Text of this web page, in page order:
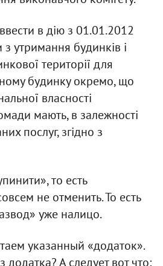
в дію з 01.01.2012
утримання будинків і
території для
будинку окремо, що
власності
мають, в залежності
послуг, згідно з
то есть
не отменить. То есть
уже налицо.
указанный «додаток».
додатка? А следует вот что: